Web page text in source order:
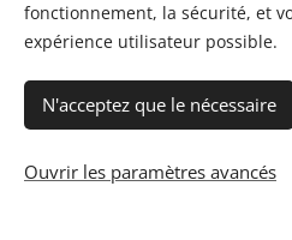
© 2023 Les recettes d'Henri-
fonctionnement, la sécurité, et
expérience utilisateur possible.
N'acceptez que le nécessaire
Ouvrir les paramètres avancés